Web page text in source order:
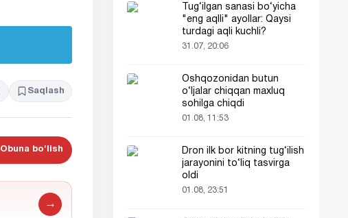
Saqlash
Obuna bo'lish
→
Tug‘ilgan sanasi bo‘yicha
"eng aqlli" ayollar: Qaysi
turdagi aqli kuchli?
31.07, 20:06
Oshqozonidan butun
o‘ljalar chiqqan maxluq
sohilga chiqdi
01.08, 11:53
Dron ilk bor kitning tug‘ilish
jarayonini to‘liq tasvirga
oldi
01.08, 23:51